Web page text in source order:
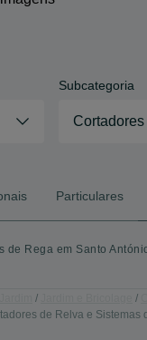
Subcategoria
Cortadores
Particulares
de Rega em Santo
de Relva e Sistemas